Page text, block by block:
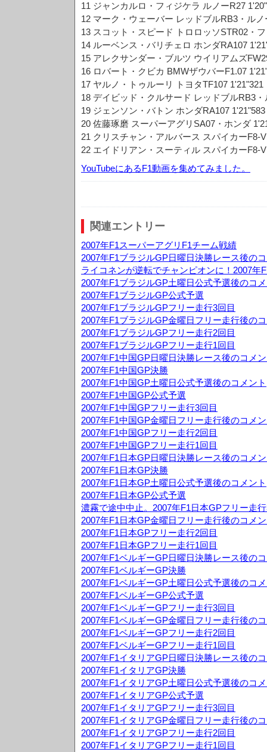
11 ジャンカルロ・フィジケラ ルノーR27
12 マーク・ウェーバー レッドブルRB3・ルノ
13 スコット・スピード トロロッソSTR02・
14 ルーベンス・バリチェロ ホンダRA107
15 アレクサンダー・ブルツ ウイリアムズ
16 ロバート・クビカ BMWザウバーF1.07
17 ヤルノ・トゥルーリ トヨタTF107 1'21"321
18 デイビッド・クルサード レッドブルRB3・
19 ジェンソン・バトン ホンダRA107 1'21"583
20 佐藤琢磨 スーパーアグリSA07・ホンダ
21 クリスチャン・アルバース スパイカーF8-
22 エイドリアン・スーティル スパイカーF8-
YouTubeにあるF1動画を集めてみました。
関連エントリー
2007年F1スーパーアグリF1チーム戦績
2007年F1ブラジルGP日曜日決勝レース後の
ライコネンが逆転でチャンピオンに！2007年
2007年F1ブラジルGP土曜日公式予選後のコ
2007年F1ブラジルGP公式予選
2007年F1ブラジルGPフリー走行3回目
2007年F1ブラジルGP金曜日フリー走行後の
2007年F1ブラジルGPフリー走行2回目
2007年F1ブラジルGPフリー走行1回目
2007年F1中国GP日曜日決勝レース後のコメ
2007年F1中国GP決勝
2007年F1中国GP土曜日公式予選後のコメント
2007年F1中国GP公式予選
2007年F1中国GPフリー走行3回目
2007年F1中国GP金曜日フリー走行後のコメ
2007年F1中国GPフリー走行2回目
2007年F1中国GPフリー走行1回目
2007年F1日本GP日曜日決勝レース後のコメ
2007年F1日本GP決勝
2007年F1日本GP土曜日公式予選後のコメント
2007年F1日本GP公式予選
濃霧で途中中止。2007年F1日本GPフリー走
2007年F1日本GP金曜日フリー走行後のコメ
2007年F1日本GPフリー走行2回目
2007年F1日本GPフリー走行1回目
2007年F1ベルギーGP日曜日決勝レース後の
2007年F1ベルギーGP決勝
2007年F1ベルギーGP土曜日公式予選後のコ
2007年F1ベルギーGP公式予選
2007年F1ベルギーGPフリー走行3回目
2007年F1ベルギーGP金曜日フリー走行後の
2007年F1ベルギーGPフリー走行2回目
2007年F1ベルギーGPフリー走行1回目
2007年F1イタリアGP日曜日決勝レース後の
2007年F1イタリアGP決勝
2007年F1イタリアGP土曜日公式予選後のコ
2007年F1イタリアGP公式予選
2007年F1イタリアGPフリー走行3回目
2007年F1イタリアGP金曜日フリー走行後の
2007年F1イタリアGPフリー走行2回目
2007年F1イタリアGPフリー走行1回目